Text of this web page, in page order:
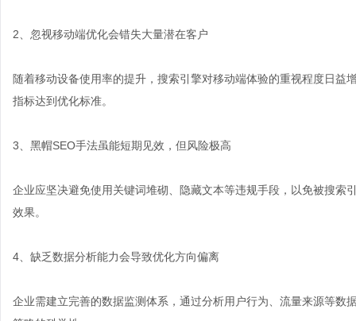
2、忽视移动端优化会错失大量潜在客户
随着移动设备使用率的提升，搜索引擎对移动端体验的重视程度日
指标达到优化标准。
3、黑帽SEO手法虽能短期见效，但风险极高
企业应坚决避免使用关键词堆砌、隐藏文本等违规手段，以免被搜索
效果。
4、缺乏数据分析能力会导致优化方向偏离
企业需建立完善的数据监测体系，通过分析用户行为、流量来源等数